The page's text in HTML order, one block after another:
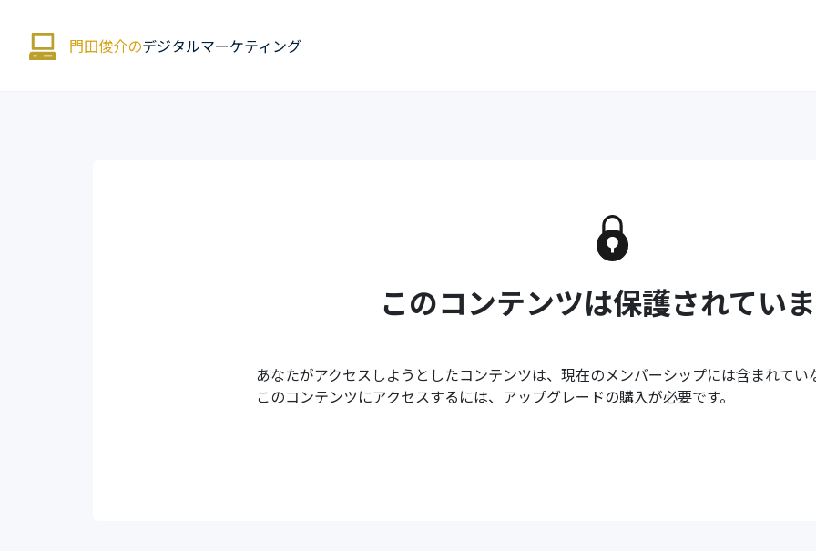
門田俊介のデジタルマーケティング
このコンテンツは保護されてい
あなたがアクセスしようとしたコンテンツは、現在のメンバーシップには含まれてい
このコンテンツにアクセスするには、アップグレードの購入が必要です。